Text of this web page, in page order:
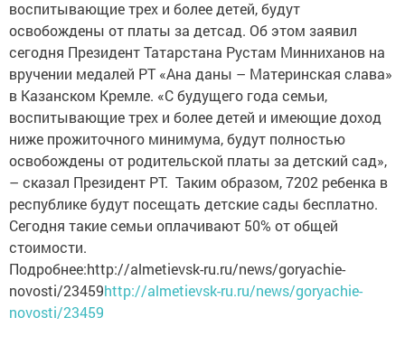
воспитывающие трех и более детей, будут
освобождены от платы за детсад. Об этом заявил
сегодня Президент Татарстана Рустам Минниханов на
вручении медалей РТ «Ана даны – Материнская слава»
в Казанском Кремле. «С будущего года семьи,
воспитывающие трех и более детей и имеющие доход
ниже прожиточного минимума, будут полностью
освобождены от родительской платы за детский сад»,
– сказал Президент РТ. Таким образом, 7202 ребенка в
республике будут посещать детские сады бесплатно.
Сегодня такие семьи оплачивают 50% от общей
стоимости.
Подробнее:http://almetievsk-ru.ru/news/goryachie-
novosti/23459http://almetievsk-ru.ru/news/goryachie-
novosti/23459